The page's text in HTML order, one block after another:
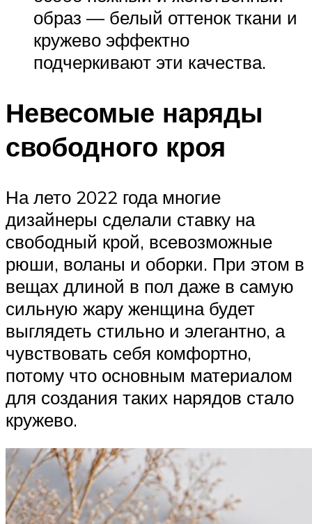
образ — белый оттенок ткани и
кружево эффектно
подчеркивают эти качества.
Невесомые наряды
свободного кроя
На лето 2022 года многие
дизайнеры сделали ставку на
свободный крой, всевозможные
рюши, воланы и оборки. При этом в
вещах длиной в пол даже в самую
сильную жару женщина будет
выглядеть стильно и элегантно, а
чувствовать себя комфортно,
потому что основным материалом
для создания таких нарядов стало
кружево.